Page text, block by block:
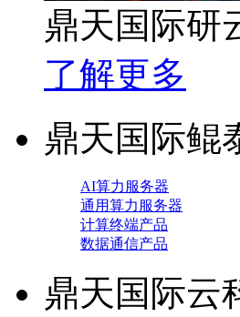
鼎天国际研
了解更多
鼎天国际鲲
AI算力服务器
通用算力服务器
计算终端产品
数据通信产品
鼎天国际云